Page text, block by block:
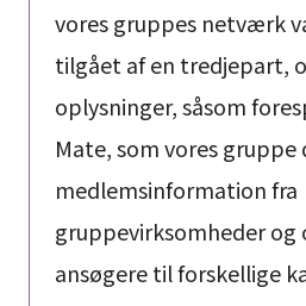
vores gruppes netværk
tilgået af en tredjepart,
oplysninger, såsom
Mate, som vores gruppe
medlemsinformation fra
gruppevirksomheder og
ansøgere til forskellige